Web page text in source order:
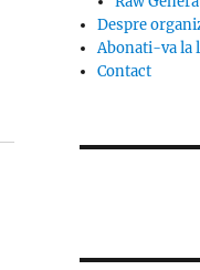
Despre
Abonati-va la
Contact